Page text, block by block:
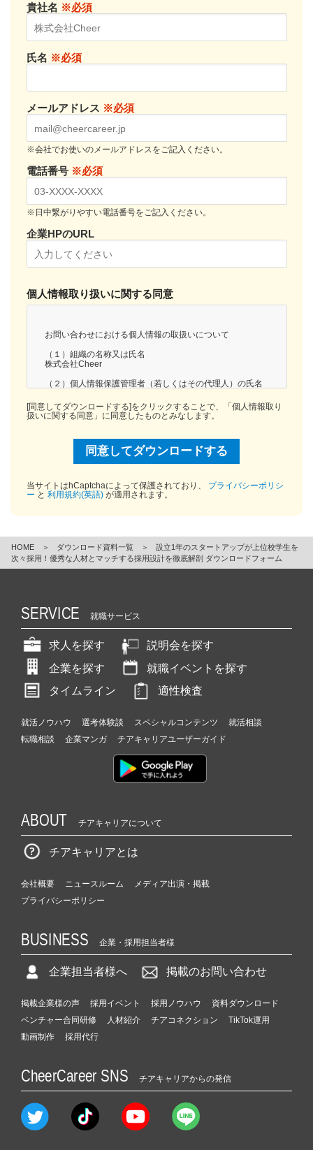
貴社名 ※必須
氏名 ※必須
メールアドレス ※必須
※会社でお使いのメールアドレスをご記入ください。
電話番号 ※必須
※日中繋がりやすい電話番号をご記入ください。
企業HPのURL
個人情報取り扱いに関する同意
お問い合わせにおける個人情報の取扱いについて
（１）組織の名称又は氏名
株式会社Cheer
（２）個人情報保護管理者（若しくはその代理人）の氏名
個人情報保護管理者：櫻井 学
連絡先：info@cheercareer.jp
お問い合わせいただいた内容に回答するため
（４）個人情報の第三者提供について
提供することはありません。
（５）個人情報の取扱いの委託について
ご本人様が当社に個人情報を提供されるかどうかは任意に
よるものです。ただし、必要な項目をいただけない場合、
適切な対応ができない場合があります。
ご本人からの求めにより、当社が保有する保有個人データ
に関する開示、利用目的の通知、内容の訂正・追加または
削除、利用停止、消去および第三者提供の停止、第三者へ
の提供記録の開示(以下、開示等という)に応じます。
開示等に応ずる窓口は、下記「当社の個人情報の取扱いに
関する苦情、相談等の問合せ先」を参照してください。
（８）本人が容易に認識できない方法による個人情報の取
得
当サイトでは、皆様がどのようなサービスや情報コンテン
改善等を行なうため、グーグル社のGoogleアナリティクス
を利用しています。Googleアナリティクスでは「クッキ
ー」によって匿名のトラフィックデータを収集していま
す。
Googleアナリティクスのプライバシーとデータの共有に関
をご覧ください。
また、ディスプレイ広告に対応するGoogleアナリティクス
タレストベース広告のデータや第三者のユーザーデータ
（年齢、性別、興味や関心など）を収集し、サイトの改善
や適切な広告表示に利用しています。
なお、サイトユーザーの皆様はディスプレイ広告に対応す
レイネットワークで表示される広告をカスタマイズするこ
ス オプトアウト アドオン
（９）個人情報の安全管理措置について
取得した個人情報については、漏洩、減失またはき損の防
お問合せへの回答後、取得した個人情報は当社内において
（10）個人情報保護方針
当社ホームページの個人情報保護方針をご覧下さい。
合せ先
連絡 窓口責任者：個人情報問合わせ係
※土・日曜日、祝日、年末年始、ゴールデンウィーク
期間は翌営業日以降の対応とさせていただきます。
[同意してダウンロードする]をクリックすることで、「個人情報取り
扱いに関する同意」に同意したものとみなします。
当サイトはhCaptchaによって保護されており、
プライバシーポリシ
ー と 利用規約(英語) が適用されます。
HOME ＞ ダウンロード資料一覧 ＞
設立1年のスタートアップが上位校学生を
次々採用！優秀な人材とマッチする採用設計を徹底解剖 ダウンロードフォーム
SERVICE 就職サービス
求人を探す
説明会を探す
企業を探す
就職イベントを探す
タイムライン
適性検査
就活ノウハウ 選考体験談 スペシャルコンテンツ
就活相談
転職相談
企業マンガ チアキャリアユーザーガイド
ABOUT チアキャリアについて
チアキャリアとは
会社概要 ニュースルーム
メディア出演・掲載
プライバシーポリシー
BUSINESS 企業・採用担当者様
企業担当者様へ 掲載のお問い合わせ
掲載企業様の声 採用イベント 採用ノウハウ
資料ダウンロード
ベンチャー合同研修
人材紹介 チアコネクション
TikTok運用
動画制作
採用代行
CheerCareer SNS チアキャリアからの発信